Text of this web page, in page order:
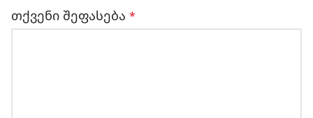
თქვენი შეფასება *